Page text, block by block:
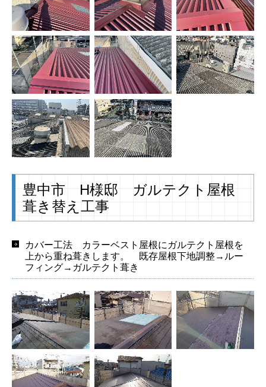
豊中市 H様邸 ガルテクト屋根
葺き替え工事
カバー工法 カラーベスト屋根にガルテクト屋根を
上から重ね葺きします。 既存屋根下地調整→ルー
フィング→ガルテクト葺き